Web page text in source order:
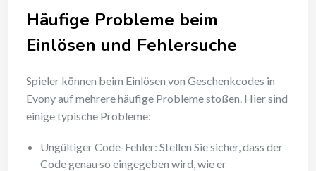
Häufige Probleme beim
Einlösen und Fehlersuche
Spieler können beim Einlösen von Geschenkcodes in
Evony auf mehrere häufige Probleme stoßen. Hier sind
einige typische Probleme:
Ungültiger Code-Fehler: Stellen Sie sicher, dass der
Code genau so eingegeben wird, wie er